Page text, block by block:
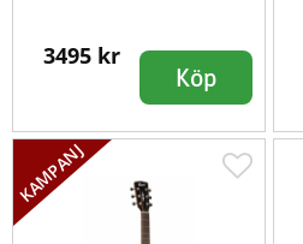
3495 kr
Köp